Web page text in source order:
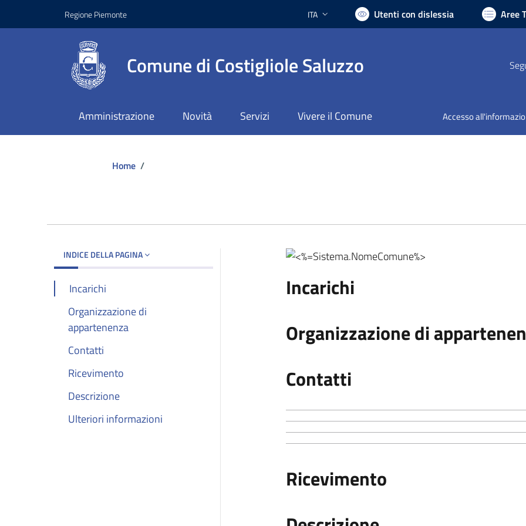
Regione Piemonte Lingua attiva:
ITA Utenti con dislessia Aree
Comune di Costigliole Saluzzo
Amministrazione Novità Servizi Vivere il Comune Accesso
Home /
INDICE DELLA PAGINA
Incarichi
Organizzazione di
appartenenza
Contatti
Ricevimento
Descrizione
Ulteriori informazioni
Incarichi
Organizzazione di
Contatti
Ricevimento